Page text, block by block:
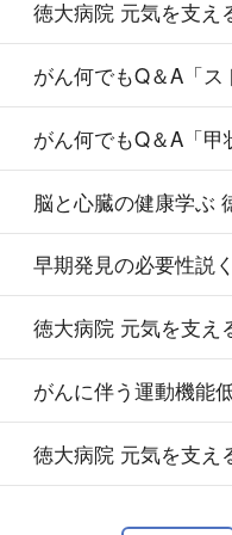
徳大病院 元気を支え
がん何でもQ＆A「
がん何でもQ＆A「甲
脳と心臓の健康学ぶ
早期発見の必要性説
徳大病院 元気を支え
がんに伴う運動機能
徳大病院 元気を支え